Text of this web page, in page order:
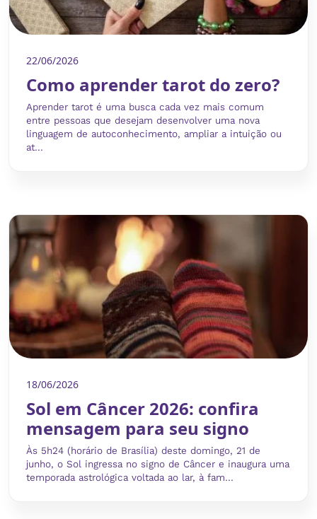
22/06/2026
Como aprender tarot do zero?
Aprender tarot é uma busca cada vez mais comum
entre pessoas que desejam desenvolver uma nova
linguagem de autoconhecimento, ampliar a intuição ou
at...
18/06/2026
Sol em Câncer 2026: confira
mensagem para seu signo
Às 5h24 (horário de Brasília) deste domingo, 21 de
junho, o Sol ingressa no signo de Câncer e inaugura uma
temporada astrológica voltada ao lar, à fam...